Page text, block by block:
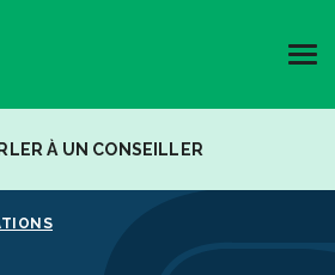
À UN CONSEILLER